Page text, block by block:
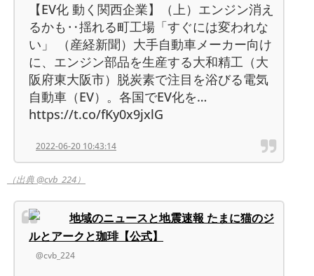
【EV化 動く関西企業】（上）エンジン消え
るかも‥揺れる町工場「すぐには変われな
い」 （産経新聞）大手自動車メーカー向け
に、エンジン部品を生産する大和精工（大
阪府東大阪市）脱炭素で注目を浴びる電気
自動車（EV）。各国でEV化を…
https://t.co/fKy0x9jxlG
2022-06-20 10:43:14
（出典 @cvb_224）
地域のニュースと地震速報 たまに猫のジ
ルとアークと珈琲【公式】
@cvb_224